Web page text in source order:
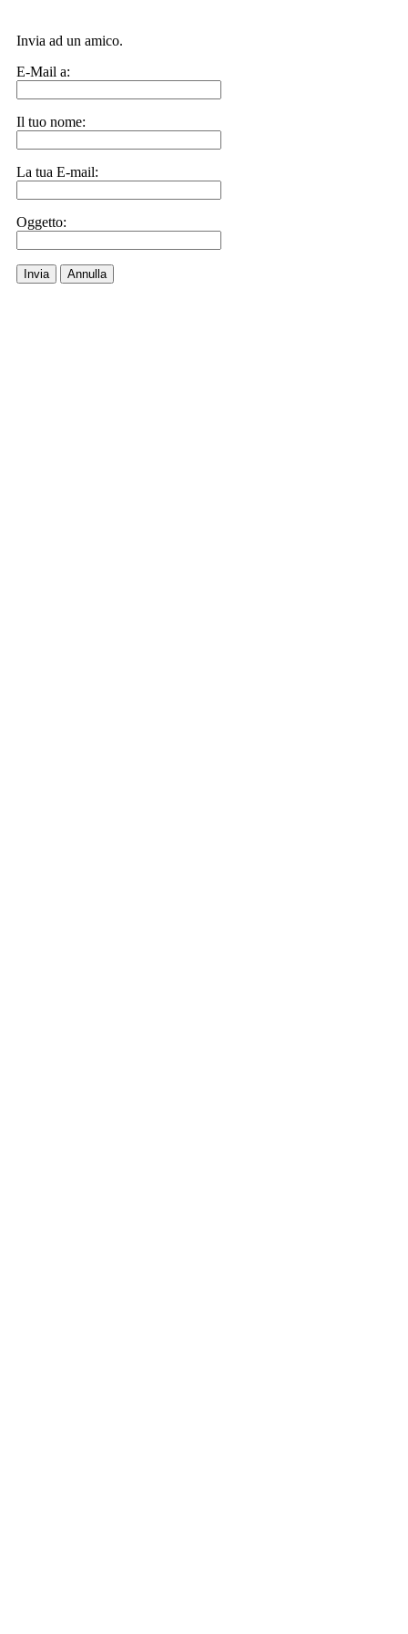
Invia ad un amico.
E-Mail a:
Il tuo nome:
La tua E-mail:
Oggetto:
Invia Annulla